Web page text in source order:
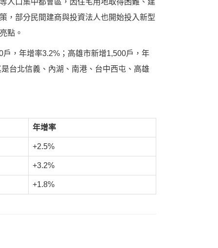
人口集中都會區，因住宅用地取得困難、建
，部分民間建商與投資法人也開始投入新型
點。
，年增率3.2%；高雄市新增1,500戶，年
台北信義、內湖、南港、台中西屯、高雄
年增率
+2.5%
+3.2%
+1.8%